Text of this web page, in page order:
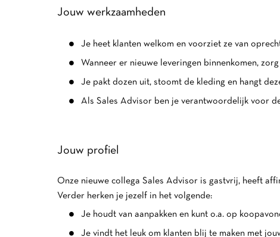
Jouw werkzaamheden
Je heet klanten welkom en voorziet ze van
Wanneer er nieuwe leveringen binnenkomen,
Je pakt dozen uit, stoomt de kleding en hangt
Als Sales Advisor ben je verantwoordelijk voor
Jouw profiel
Onze nieuwe collega Sales Advisor is gastvrij, heeft
Verder herken je jezelf in het volgende:
Je houdt van aanpakken en kunt o.a. op
Je vindt het leuk om klanten blij te maken met